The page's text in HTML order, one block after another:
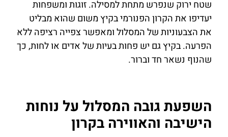
שטח ירוק שנפרש מתחת למסילה. זוגות ומשפחות
יעדיפו את הקרון הפנורמי בקיץ משום שהוא מבליט
את הצבעוניות של המסלול ומאפשר צפייה רציפה ללא
הפרעה. בקיץ גם יש פחות בעיות של אדים או לחות, כך
שהנוף נשאר חד וברור.
השפעת גובה המסלול על נוחות
הישיבה והאווירה בקרון